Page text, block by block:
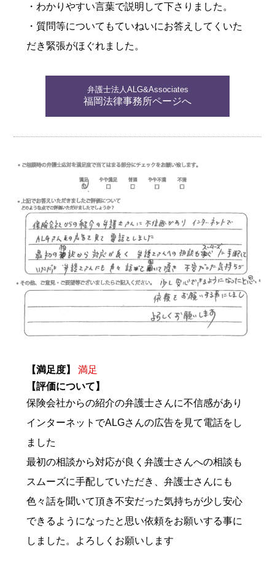
・わかりやすい言葉で説明して下さりました。
・質問等についてもていねいにお答えしてくいた
だき緊張がほぐれました。
弁護士法人ALG&Associates
福岡法律事務所ページへ
【満足度】
満足
【評価について】
保険会社からの紹介の弁護士さんに不信感があり
インターネットでALGさんの広告を見て電話をし
ました
最初の相談から対応が良く弁護士さんへの相談も
スムーズに手配していただき、弁護士さんにも
色々話を聞いて頂き不安だった気持ちが少し安心
できるようになったと思い依頼をお願いする事に
しました。よろしくお願いします